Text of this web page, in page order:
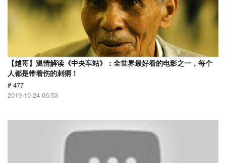
【越哥】温情解读《中央车站》：全世界最好看的电影之一，每个
人都是带着伤的刺猬！
# 477
2019-10-24 06:53